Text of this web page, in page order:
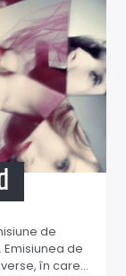
de
de
în care